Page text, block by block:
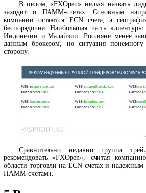
В целом, «FXOpen» нельзя назвать
заходит о ПАММ-счетах. Основным
компании остаются ECN счета, а
беспорядочна. Наибольшая часть
Индонезии и Малайзии. Россияне менее
данным брокером, но ситуация
сторону.
Сравнительно недавно группа
рекомендовать «FXOpen», считая
области торговли на ECN счетах и надежным
ПАММ-счетами.